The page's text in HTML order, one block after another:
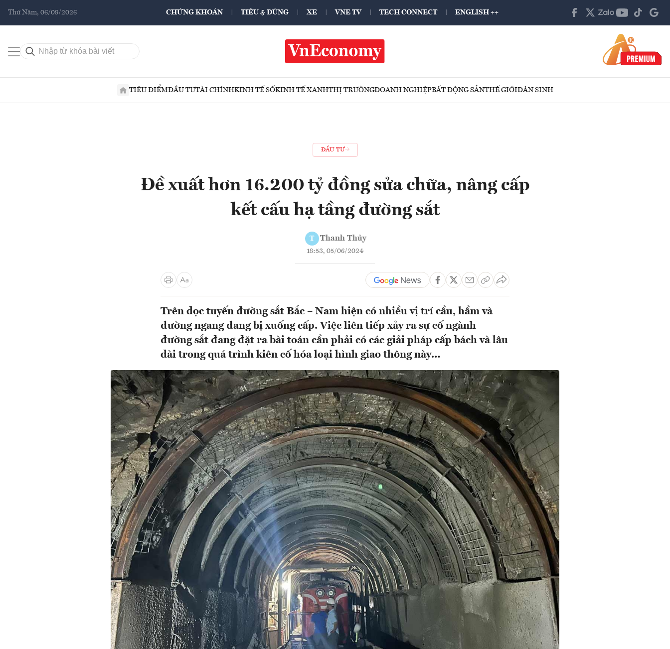
Thứ Năm, 06/08/2026 CHỨNG KHOÁN TIÊU & DÙNG XE VNE TV TECH CONNECT ENGLISH ++
TIÊU ĐIỂMĐẦU TƯTÀI CHÍNHKINH TẾ SỐKINH TẾ XANHTHỊ TRƯỜNGDOANH NGHIỆPBẤT ĐỘNG SẢNTHẾ GIỚIDÂN SINH
ĐẦU TƯ
Đề xuất hơn 16.200 tỷ đồng sửa chữa, nâng cấp
kết cấu hạ tầng đường sắt
T Thanh Thủy
18:53, 05/06/2024
Trên dọc tuyến đường sắt Bắc – Nam hiện có nhiều vị trí cầu, hầm và
đường ngang đang bị xuống cấp. Việc liên tiếp xảy ra sự cố ngành
đường sắt đang đặt ra bài toán cần phải có các giải pháp cấp bách và lâu
dài trong quá trình kiên cố hóa loại hình giao thông này…